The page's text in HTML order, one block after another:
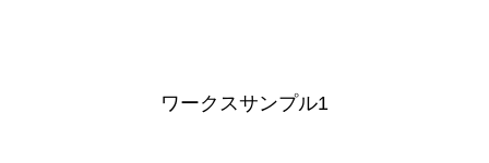
ワークスサンプル1